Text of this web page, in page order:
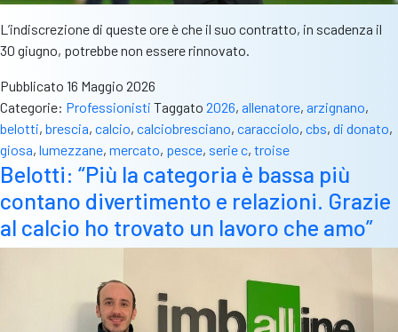
L’indiscrezione di queste ore è che il suo contratto, in scadenza il
30 giugno, potrebbe non essere rinnovato.
Pubblicato 16 Maggio 2026
Categorie: Professionisti Taggato 2026, allenatore, arzignano,
belotti, brescia, calcio, calciobresciano, caracciolo, cbs, di donato,
giosa, lumezzane, mercato, pesce, serie c, troise
Belotti: “Più la categoria è bassa più
contano divertimento e relazioni. Grazie
al calcio ho trovato un lavoro che amo”